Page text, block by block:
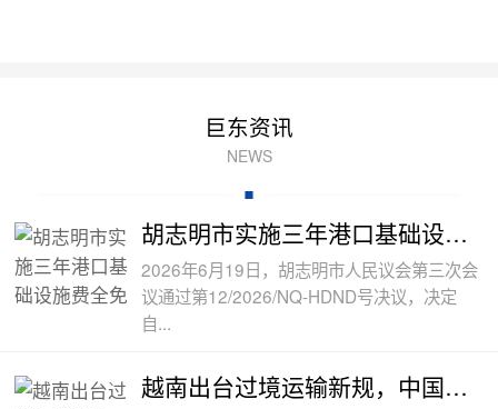
巨东资讯
NEWS
胡志明市实施三年港口基础设施费全免政
2026年6月19日，胡志明市人民议会第三次会
议通过第12/2026/NQ-HDND号决议，决定
自...
越南出台过境运输新规，中国货物中转通